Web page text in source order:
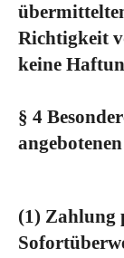
Richtigkeit
keine
§ 4
(1) Zahlung